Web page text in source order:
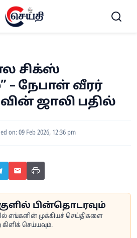
சிக்ஸ்
– நேபாள் வீரர்
ஜாலி பதில்
on: 09 Feb 2026, 12:36 pm
பின்தொடரவும்
எங்களின் முக்கியச் செய்திகளை
செய்யவும்.